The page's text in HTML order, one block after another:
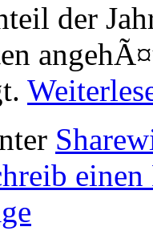
der